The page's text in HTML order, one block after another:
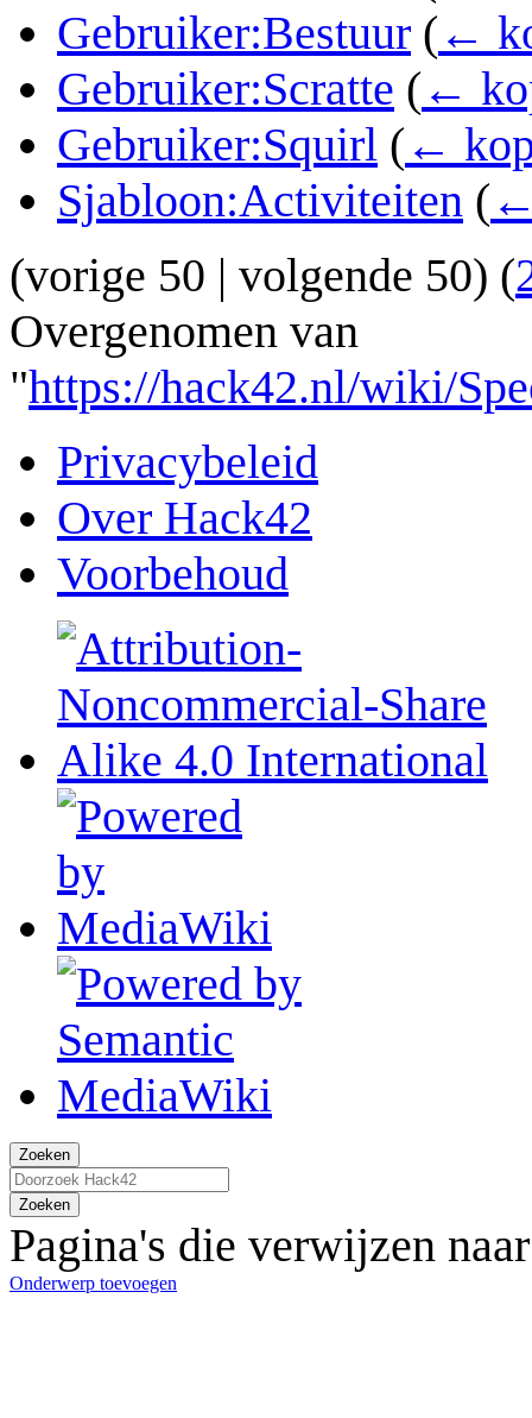
Gebruiker:Bestuur ( ←
Gebruiker:Scratte ( ←
Gebruiker:Squirl ( ←
Sjabloon:Activiteiten (
(vorige 50 | volgende 50) (
Overgenomen van
"https://hack42.nl/wiki/
Privacybeleid
Over Hack42
Voorbehoud
Zoeken
Zoeken
Pagina's die verwijzen
Onderwerp toevoegen